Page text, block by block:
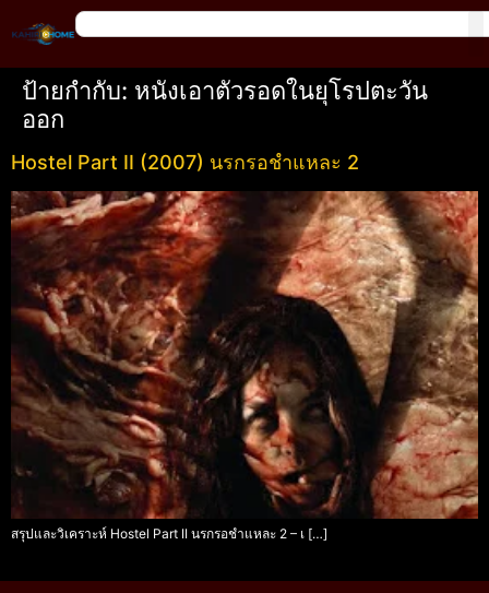
ป้ายกำกับ: หนังเอาตัวรอดในยุโรปตะวัน
ออก
Hostel Part II (2007) นรกรอชำแหละ 2
สรุปและวิเคราะห์ Hostel Part II นรกรอชำแหละ 2 – เ […]